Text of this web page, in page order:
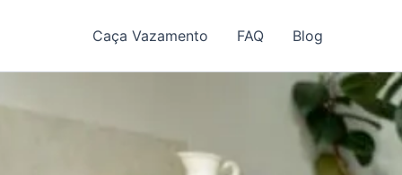
Caça Vazamento FAQ Blog